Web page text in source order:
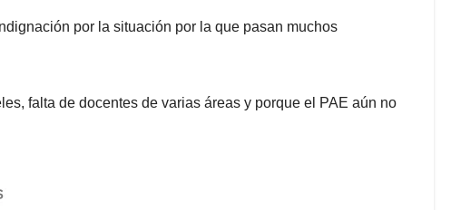
por la situación por la que pasan muchos
falta de docentes de varias áreas y porque el PAE aún no